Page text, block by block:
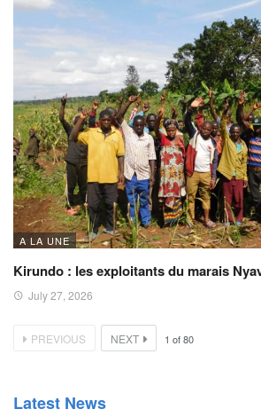
A LA UNE
Kirundo : les exploitants du marais
July 27, 2026
PREVIOUS NEXT 1 of80
Latest News